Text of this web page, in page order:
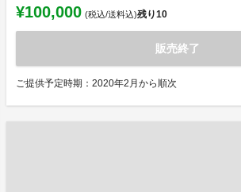
¥100,000 (税込/送料込)残り10
販売終了
ご提供予定時期：2020年2月から順次